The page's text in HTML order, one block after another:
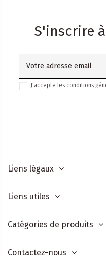
S'inscrire
J'accepte les conditions
Liens légaux
Liens utiles
Catégories de produits
Contactez-nous